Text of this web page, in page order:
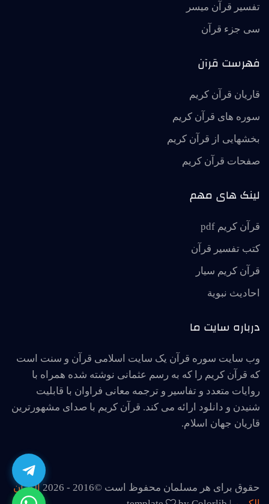
تفسير قرآن ميسر
سی جزء قرآن
فهرست قرآن
قاریان قرآن کریم
سوره های قرآن کریم
بخشهایی از قرآن کریم
صفحات قرآن کریم
لینک های مهم
قرآن کریم pdf
کتب تفسیر قرآن
قرآن کریم سیار
احاديث نبوية
درباره سایت ما
وب سایت سوره قرآن یک سایت اسلامی قرآن و سنت است
که قرآن کریم را که به رسم عثمانی نوشته شده همراه با
روایات متعدد و تفاسیر و ترجمه معانی فراوان با قابلیت
شنیدن و دانلود ارائه می کند. قرآن کریم با صدای مشهورترین
قاریان جهان اسلام.
حقوق برای هر مسلمان محفوظ است ©2016 - 2026 القرآن